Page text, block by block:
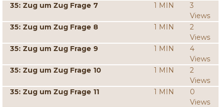
35: Zug um Zug Frage 7
1 MIN
3
Views
35: Zug um Zug Frage 8
1 MIN
2
Views
35: Zug um Zug Frage 9
1 MIN
4
Views
35: Zug um Zug Frage 10
1 MIN
2
Views
35: Zug um Zug Frage 11
1 MIN
0
Views